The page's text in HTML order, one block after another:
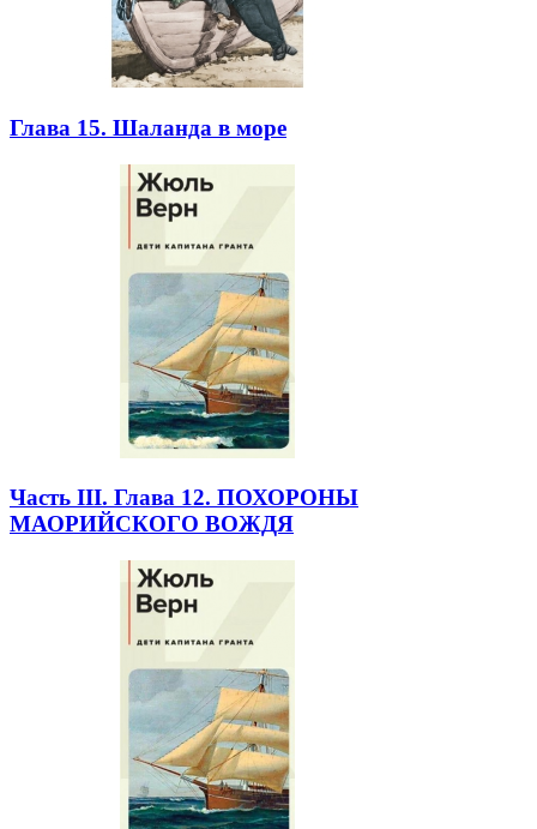
Глава 15. Шаланда в море
Часть III. Глава 12. ПОХОРОНЫ
МАОРИЙСКОГО ВОЖДЯ